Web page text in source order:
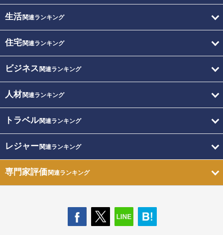
生活関連ランキング
住宅関連ランキング
ビジネス 関連ランキング
人材関連ランキング
トラベル関連ランキング
レジャー関連ランキング
専門家評価関連ランキング